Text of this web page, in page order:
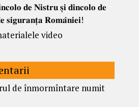
𝐝𝐞 𝐍𝐢𝐬𝐭𝐫𝐮 𝐬̦𝐢 𝐝𝐢𝐧𝐜𝐨𝐥𝐨 𝐝𝐞
𝐬𝐢𝐠𝐮𝐫𝐚𝐧𝐭̦𝐚 𝐑𝐨𝐦𝐚̂𝐧𝐢𝐞𝐢!
video
de înmormîntare numit